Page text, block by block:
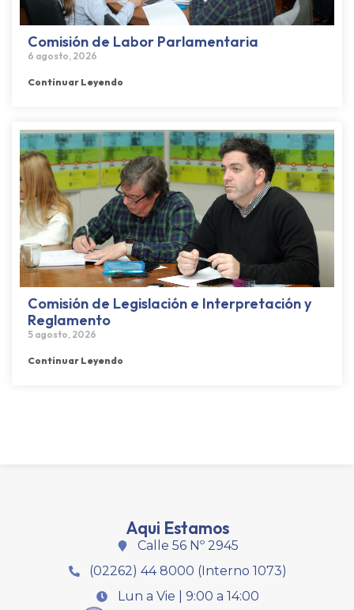
Comisión de Labor Parlamentaria
6 agosto, 2026
Continuar Leyendo
Comisión de Legislación e Interpretación y
Reglamento
5 agosto, 2026
Continuar Leyendo
Aqui Estamos
Calle 56 Nº 2945
(02262) 44 8000 (Interno 1073)
Lun a Vie | 9:00 a 14:00